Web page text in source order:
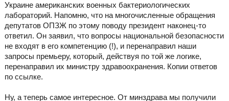
Украине американских военных бактериологических
лабораторий. Напомню, что на многочисленные обращения
депутатов ОПЗЖ по этому поводу президент наконец-то
ответил. Он заявил, что вопросы национальной безопасности
не входят в его компетенцию (!), и перенаправил наши
запросы премьеру, который, действуя по той же логике,
перенаправил их министру здравоохранения. Копии ответов
по ссылке.
Ну, а теперь самое интересное. От минздрава мы получили